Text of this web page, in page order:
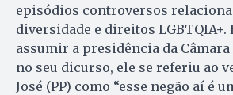
episódios controversos
diversidade e direitos LGBTQIA+.
assumir a presidência da Câmara
no seu dicurso, ele se referiu ao
José (PP) como “esse negão aí é